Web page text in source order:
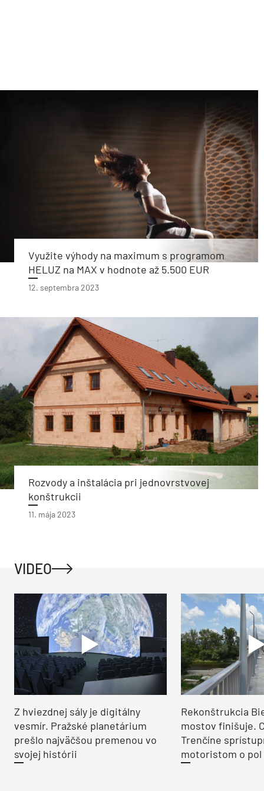
Využite výhody na maximum s programom
HELUZ na MAX v hodnote až 5.500 EUR
12. septembra 2023
Rozvody a inštalácia pri jednovrstvovej
konštrukcii
11. mája 2023
VIDEO
Z hviezdnej sály je digitálny
vesmír. Pražské planetárium
prešlo najväčšou premenou vo
svojej histórii
Rekonštrukcia
mostov finišuje.
Trenčíne
motoristom o pol